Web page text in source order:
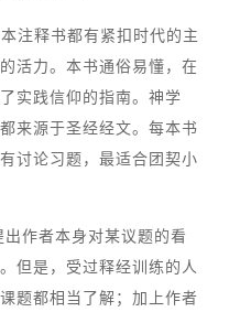
注释书都有紧扣时代的主
活力。本书通俗易懂，在
实践信仰的指南。神学
来源于圣经经文。每本书
讨论习题，最适合团契小
作者本身对某议题的看
但是，受过释经训练的人
题都相当了解；加上作者